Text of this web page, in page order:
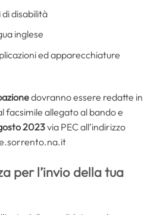
di disabilità
inglese
ed apparecchiature
dovranno essere redatte in
facsimile allegato al bando e
2023via PEC all’indirizzo
per l’invio della tua